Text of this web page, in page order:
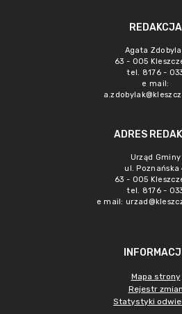
REDAKCJA
Agata
63 - 005
tel. 8176 -
e mail:
ADRES
Urząd Gminy
ul. Poznańska
63 - 005
tel. 8176 -
e mail:
Mapa strony
Rejestr zmian
Statystyki